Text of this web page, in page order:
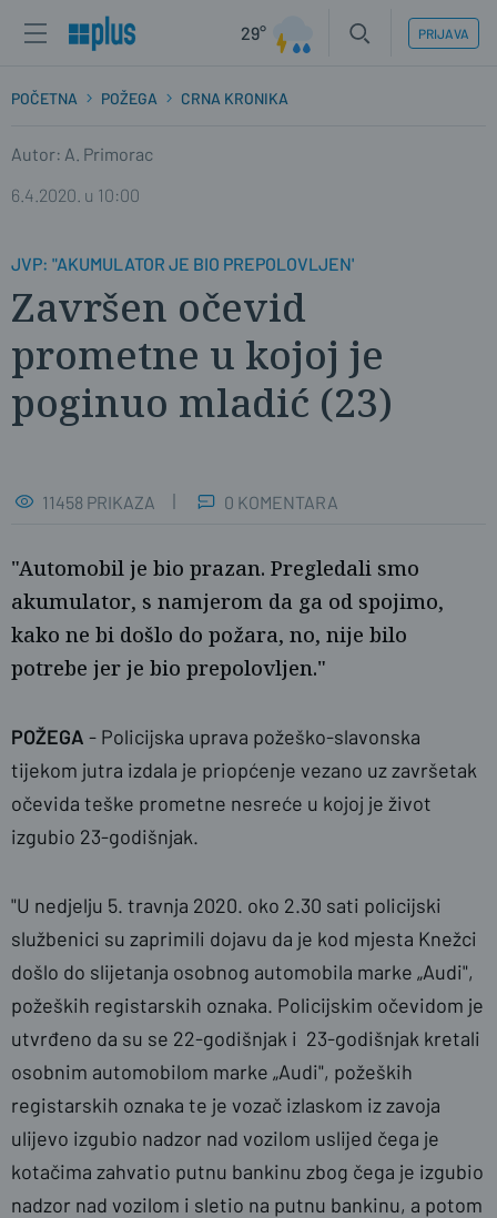
29° PRIJAVA
POČETNA POŽEGA CRNA KRONIKA
Autor: A. Primorac
6.4.2020. u 10:00
JVP: "AKUMULATOR JE BIO PREPOLOVLJEN'
Završen očevid
prometne u kojoj je
poginuo mladić (23)
A. Primorac
11458 PRIKAZA 0 KOMENTARA
"Automobil je bio prazan. Pregledali smo
akumulator, s namjerom da ga od spojimo,
kako ne bi došlo do požara, no, nije bilo
potrebe jer je bio prepolovljen."
POŽEGA - Policijska uprava požeško-slavonska
tijekom jutra izdala je priopćenje vezano uz završetak
očevida teške prometne nesreće u kojoj je život
izgubio 23-godišnjak.
"U nedjelju 5. travnja 2020. oko 2.30 sati policijski
službenici su zaprimili dojavu da je kod mjesta Knežci
došlo do slijetanja osobnog automobila marke „Audi",
požeških registarskih oznaka. Policijskim očevidom je
utvrđeno da su se 22-godišnjak i 23-godišnjak kretali
osobnim automobilom marke „Audi", požeških
registarskih oznaka te je vozač izlaskom iz zavoja
ulijevo izgubio nadzor nad vozilom uslijed čega je
kotačima zahvatio putnu bankinu zbog čega je izgubio
nadzor nad vozilom i sletio na putnu bankinu, a potom